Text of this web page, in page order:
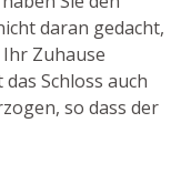
daran gedacht,
Zuhause
Schloss auch
so dass der